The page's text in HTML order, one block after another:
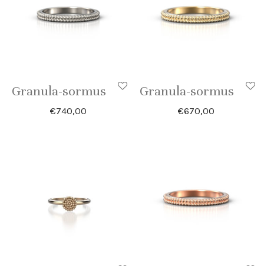
Granula-sormus
€740,00
Granula-sormus
€670,00